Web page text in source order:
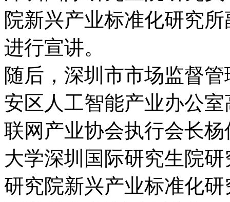
院新兴产业标准化研究
进行宣讲。
随后，深圳市市场监督
安区人工智能产业办公
联网产业协会执行会长
大学深圳国际研究生院
研究院新兴产业标准化